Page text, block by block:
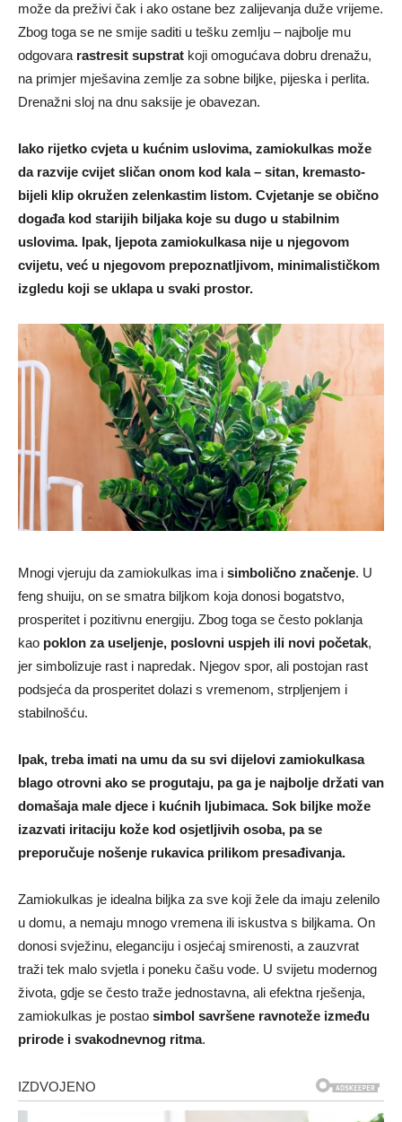
može da preživi čak i ako ostane bez zalijevanja duže vrijeme.
Zbog toga se ne smije saditi u tešku zemlju – najbolje mu
odgovara rastresit supstrat koji omogućava dobru drenažu,
na primjer mješavina zemlje za sobne biljke, pijeska i perlita.
Drenažni sloj na dnu saksije je obavezan.
Iako rijetko cvjeta u kućnim uslovima, zamiokulkas može
da razvije cvijet sličan onom kod kala – sitan, kremasto-
bijeli klip okružen zelenkastim listom. Cvjetanje se obično
događa kod starijih biljaka koje su dugo u stabilnim
uslovima. Ipak, ljepota zamiokulkasa nije u njegovom
cvijetu, već u njegovom prepoznatljivom, minimalističkom
izgledu koji se uklapa u svaki prostor.
Mnogi vjeruju da zamiokulkas ima i simbolično značenje. U
feng shuiju, on se smatra biljkom koja donosi bogatstvo,
prosperitet i pozitivnu energiju. Zbog toga se često poklanja
kao poklon za useljenje, poslovni uspjeh ili novi početak,
jer simbolizuje rast i napredak. Njegov spor, ali postojan rast
podsjeća da prosperitet dolazi s vremenom, strpljenjem i
stabilnošću.
Ipak, treba imati na umu da su svi dijelovi zamiokulkasa
blago otrovni ako se progutaju, pa ga je najbolje držati van
domašaja male djece i kućnih ljubimaca. Sok biljke može
izazvati iritaciju kože kod osjetljivih osoba, pa se
preporučuje nošenje rukavica prilikom presađivanja.
Zamiokulkas je idealna biljka za sve koji žele da imaju zelenilo
u domu, a nemaju mnogo vremena ili iskustva s biljkama. On
donosi svježinu, eleganciju i osjećaj smirenosti, a zauzvrat
traži tek malo svjetla i poneku čašu vode. U svijetu modernog
života, gdje se često traže jednostavna, ali efektna rješenja,
zamiokulkas je postao simbol savršene ravnoteže između
prirode i svakodnevnog ritma.